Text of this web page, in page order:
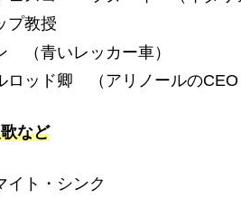
プ教授
（青いレッカー車）
ロッド卿 （アリノールのCEO
など
イト・シンク